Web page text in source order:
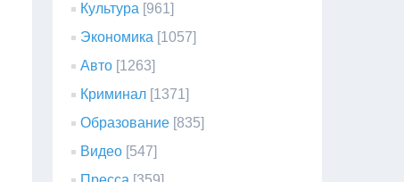
Культура [961]
Экономика [1057]
Авто [1263]
Криминал [1371]
Образование [835]
Видео [547]